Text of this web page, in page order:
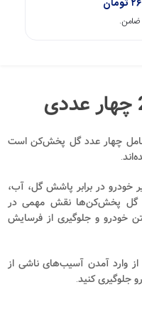
کامل شامل چهار عدد گل پخش‌کن است
خودرو در برابر پاشش گل، آب،
گل پخش‌کن‌ها نقش مهمی در
خودرو و جلوگیری از فرسایش
وارد آمدن آسیب‌های ناشی از
جلوگیری کنید.